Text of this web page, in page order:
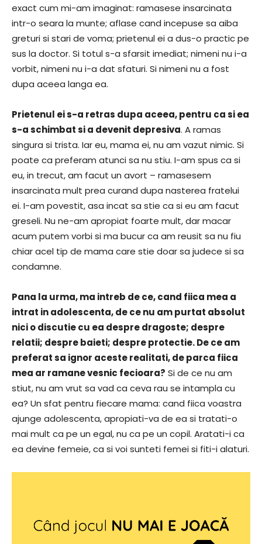
exact cum mi-am imaginat: ramasese insarcinata
intr-o seara la munte; aflase cand incepuse sa aiba
greturi si stari de voma; prietenul ei a dus-o practic pe
sus la doctor. Si totul s-a sfarsit imediat; nimeni nu i-a
vorbit, nimeni nu i-a dat sfaturi. Si nimeni nu a fost
dupa aceea langa ea.
Prietenul ei s-a retras dupa aceea, pentru ca si ea
s-a schimbat si a devenit depresiva. A ramas
singura si trista. Iar eu, mama ei, nu am vazut nimic. Si
poate ca preferam atunci sa nu stiu. I-am spus ca si
eu, in trecut, am facut un avort – ramasesem
insarcinata mult prea curand dupa nasterea fratelui
ei. I-am povestit, asa incat sa stie ca si eu am facut
greseli. Nu ne-am apropiat foarte mult, dar macar
acum putem vorbi si ma bucur ca am reusit sa nu fiu
chiar acel tip de mama care stie doar sa judece si sa
condamne.
Pana la urma, ma intreb de ce, cand fiica mea a
intrat in adolescenta, de ce nu am purtat absolut
nici o discutie cu ea despre dragoste; despre
relatii; despre baieti; despre protectie. De ce am
preferat sa ignor aceste realitati, de parca fiica
mea ar ramane vesnic fecioara? Si de ce nu am
stiut, nu am vrut sa vad ca ceva rau se intampla cu
ea? Un sfat pentru fiecare mama: cand fiica voastra
ajunge adolescenta, apropiati-va de ea si tratati-o
mai mult ca pe un egal, nu ca pe un copil. Aratati-i ca
ea devine femeie, ca si voi sunteti femei si fiti-i alaturi.